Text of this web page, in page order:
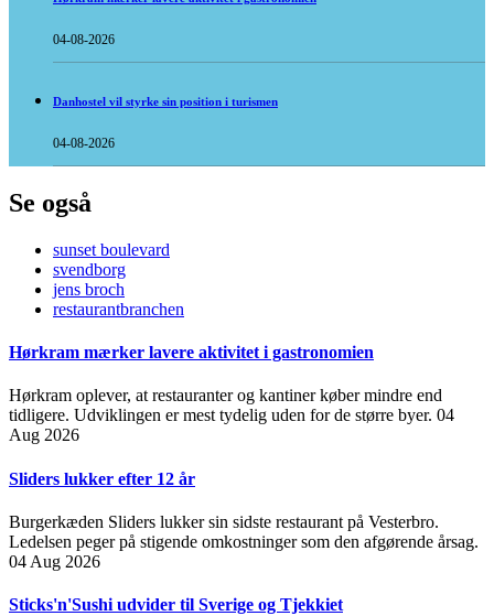
04-08-2026
Danhostel vil styrke sin position i turismen
04-08-2026
Se også
sunset boulevard
svendborg
jens broch
restaurantbranchen
Hørkram mærker lavere aktivitet i gastronomien
Hørkram oplever, at restauranter og kantiner køber mindre end
tidligere. Udviklingen er mest tydelig uden for de større byer. 04
Aug 2026
Sliders lukker efter 12 år
Burgerkæden Sliders lukker sin sidste restaurant på Vesterbro.
Ledelsen peger på stigende omkostninger som den afgørende årsag.
04 Aug 2026
Sticks'n'Sushi udvider til Sverige og Tjekkiet